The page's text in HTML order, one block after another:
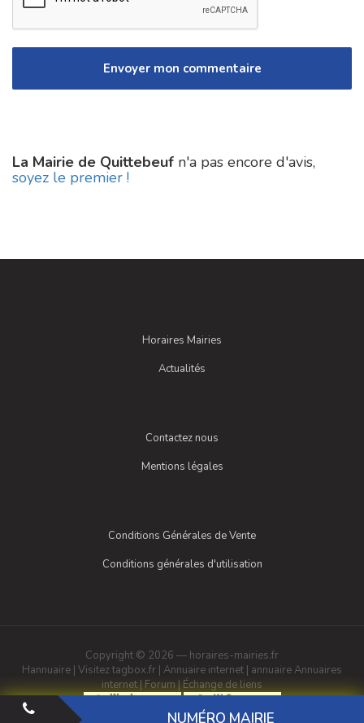
La Mairie de Quittebeuf n'a pas encore d'avis,
soyez le premier !
Horaires Mairies
Actualités
Contactez nous
Mentions légales
Conditions Générales de Vente
Conditions générales d'utilisation
Copyright © 2026 — horaires-mairies.fr
Hannuaire | Visitez tagbox.fr | Annuaire internet | annuaireAnnuaires
internet| Forum | Échange de liens
NUMÉRO MAIRIE